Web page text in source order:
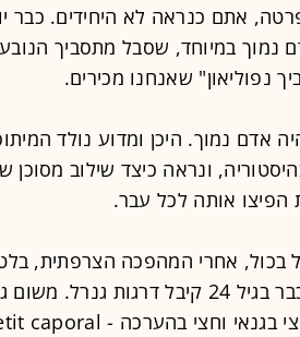
במיוחד, שסבל מתסביך הנובע
נפוליאון" שאנחנו מכירים.
אדם נמוך. היכן ומדוע נולד
ונראה כיצד שילוב מסוכן
הפיצו אותה לכל עבר.
אחרי המהפכה הצרפתית, בלט
של קצין צעיר ורב הצלחות, שכבר בגיל 24 קיבל דרגות